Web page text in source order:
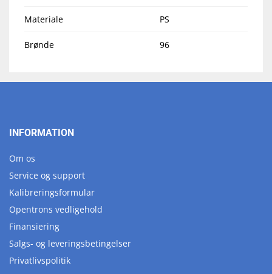
Materiale PS
Brønde 96
INFORMATION
Om os
Service og support
Kalibreringsformular
Opentrons vedligehold
Finansiering
Salgs- og leveringsbetingelser
Privatlivspolitik